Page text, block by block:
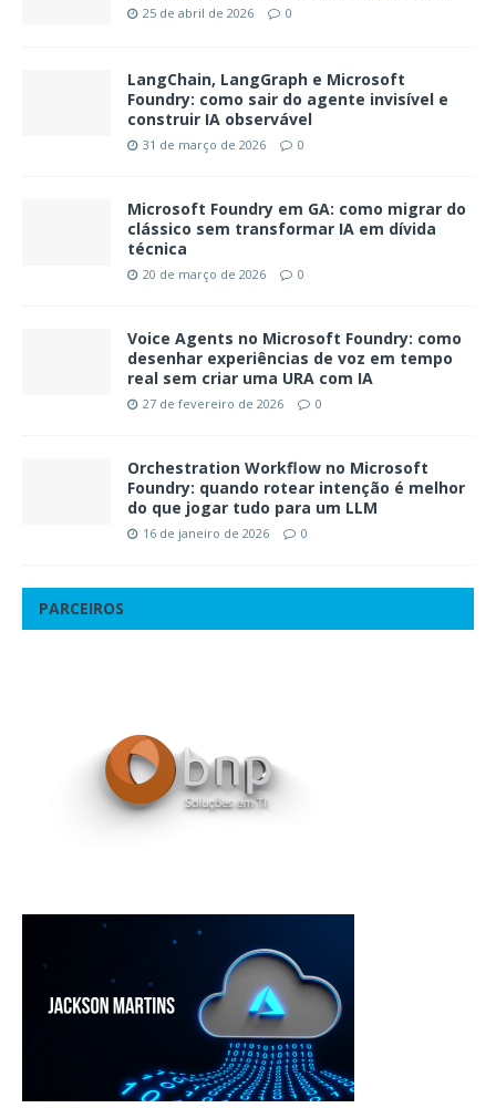
25 de abril de 2026 0
LangChain, LangGraph e Microsoft
Foundry: como sair do agente invisível e
construir IA observável
31 de março de 2026 0
Microsoft Foundry em GA: como migrar do
clássico sem transformar IA em dívida
técnica
20 de março de 2026 0
Voice Agents no Microsoft Foundry: como
desenhar experiências de voz em tempo
real sem criar uma URA com IA
27 de fevereiro de 2026 0
Orchestration Workflow no Microsoft
Foundry: quando rotear intenção é melhor
do que jogar tudo para um LLM
16 de janeiro de 2026 0
PARCEIROS